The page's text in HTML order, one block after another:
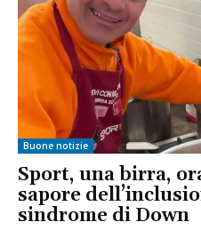
Buone notizie
Sport, una birra,
sapore
sindrome di Down